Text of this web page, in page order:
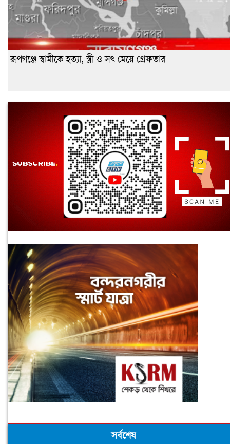
রূপগঞ্জে স্বামীকে হত্যা, স্ত্রী ও সৎ মেয়ে গ্রেফতার
সর্বশেষ